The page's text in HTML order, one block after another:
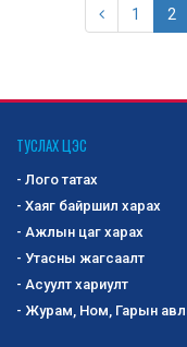
1 2
ТУСЛАХ ЦЭС
- Лого татах
- Хаяг байршил харах
- Ажлын цаг харах
- Утасны жагсаалт
- Асуулт хариулт
- Журам, Ном, Гарын